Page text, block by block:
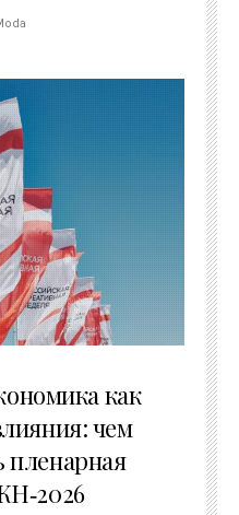
как
чем
пленарная